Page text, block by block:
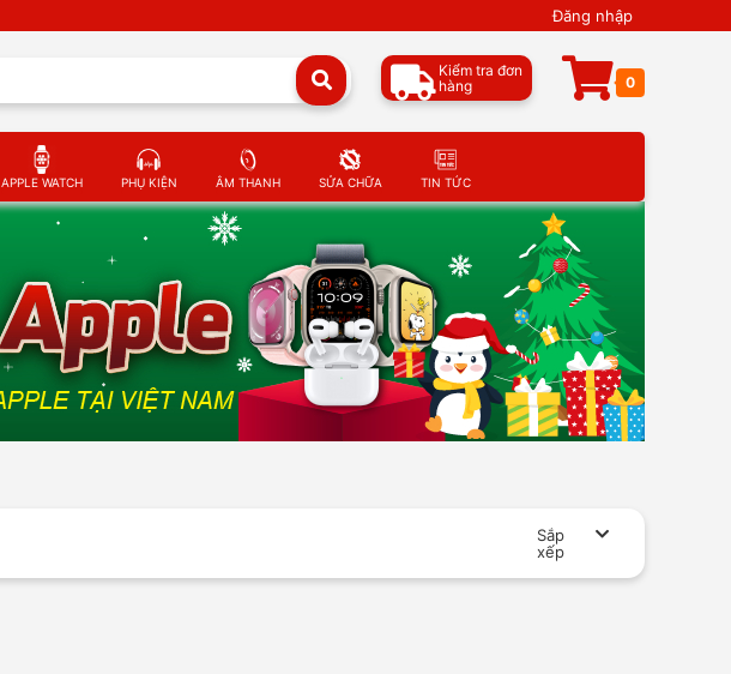
Đăng nhập
Kiểm tra đơn
hàng
0
APPLE WATCH PHỤ KIỆN ÂM THANH SỬA CHỮA TIN TỨC
Sắp
xếp